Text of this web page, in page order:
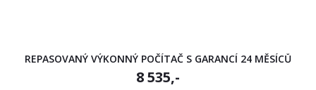
REPASOVANÝ VÝKONNÝ POČÍTAČ S GARANCÍ 24 MĚSÍCŮ
8 535,-